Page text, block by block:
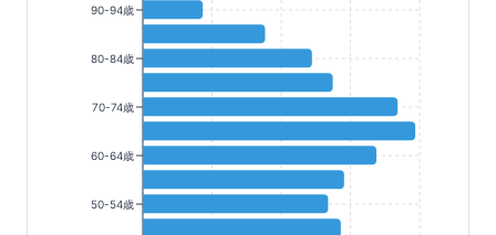
90-94歳
80-84歳
70-74歳
60-64歳
50-54歳